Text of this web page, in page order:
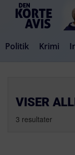
Politik Krimi
VISER
3 resultater